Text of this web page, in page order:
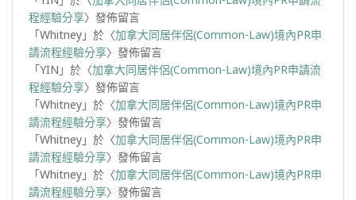
程經驗分享〉發佈留言
「Whitney 」於〈加拿大同居伴侶(Common-Law)境內PR申
請流程經驗分享〉發佈留言
「YIN 」於〈加拿大同居伴侶(Common-Law)境內PR申請流
程經驗分享〉發佈留言
「Whitney 」於〈加拿大同居伴侶(Common-Law)境內PR申
請流程經驗分享〉發佈留言
「Whitney 」於〈加拿大同居伴侶(Common-Law)境內PR申
請流程經驗分享〉發佈留言
「Whitney 」於〈加拿大同居伴侶(Common-Law)境內PR申
請流程經驗分享〉發佈留言